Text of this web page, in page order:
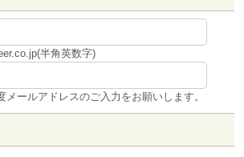
半角英数字)
メールアドレスのご入力をお願いします。